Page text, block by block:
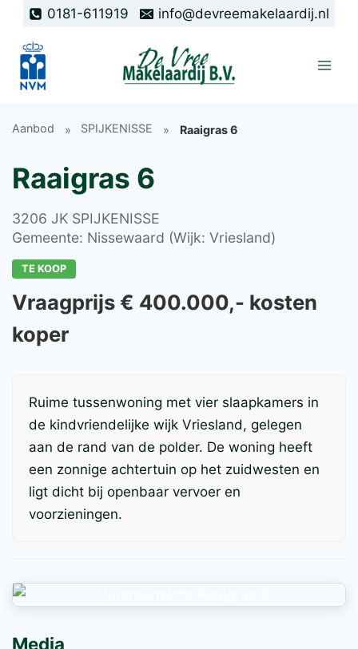
Doorgaan
inhoud
0181-611919 info@devreemakelaardij.nl
Aanbod SPIJKENISSE Raaigras 6
Raaigras 6
3206 JK SPIJKENISSE
Gemeente: Nissewaard (Wijk: Vriesland)
TE KOOP
Vraagprijs € 400.000,- kosten
koper
Ruime tussenwoning met vier slaapkamers in
de kindvriendelijke wijk Vriesland, gelegen
aan de rand van de polder. De woning heeft
een zonnige achtertuin op het zuidwesten en
ligt dicht bij openbaar vervoer en
voorzieningen.
Media